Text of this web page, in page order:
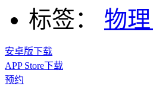
标签：
物理
安卓版下载
APP Store下载
预约